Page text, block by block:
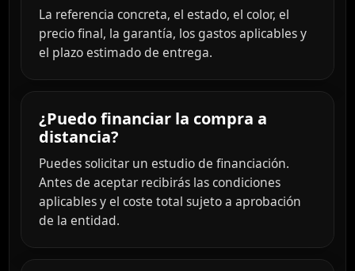
La referencia concreta, el estado, el color, el
precio final, la garantía, los gastos aplicables y
el plazo estimado de entrega.
¿Puedo financiar la compra a
distancia?
Puedes solicitar un estudio de financiación.
Antes de aceptar recibirás las condiciones
aplicables y el coste total sujeto a aprobación
de la entidad.